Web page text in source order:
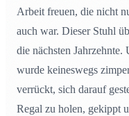
Arbeit freuen, die nicht
auch war. Dieser Stuhl
die nächsten
wurde keineswegs
verrückt, sich darauf
Regal zu holen, gekippt